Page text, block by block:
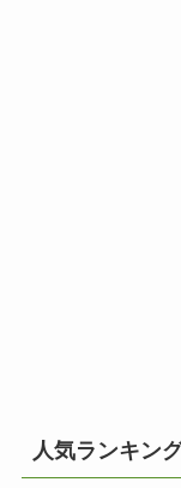
人気ランキン